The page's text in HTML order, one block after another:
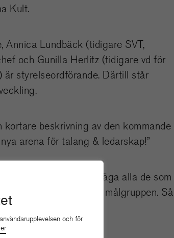
och för
Kult.
Annica Lundbäck (tidigare SVT,
och Gunilla Herlitz (tidigare vd för
är styrelseordförande. Därtill står
beskrivning av den kommande
arena för talang & ledarskap!”
Det vill säga alla de som
Vi vill dominera den målgruppen. Så